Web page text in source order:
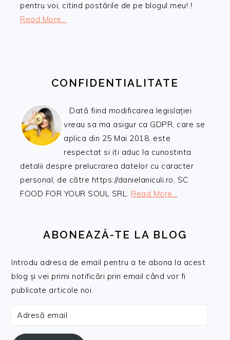
pentru voi, citind postările de pe blogul meu! !
Read More…
CONFIDENTIALITATE
Dată fiind modificarea legislației
vreau sa ma asigur ca GDPR, care se
aplica din 25 Mai 2018, este
respectat si iti aduc la cunostinta
detalii despre prelucrarea datelor cu caracter
personal, de către https://danielaniculi.ro, SC
FOOD FOR YOUR SOUL SRL. Read More…
ABONEAZĂ-TE LA BLOG
Introdu adresa de email pentru a te abona la acest
blog și vei primi notificări prin email când vor fi
publicate articole noi.
Adresă